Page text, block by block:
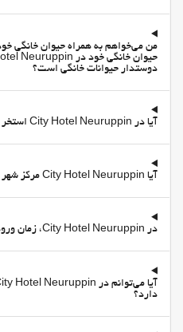
اتاق جلسه
اینترنت
وای-فای
وای‌فای در تمامی بخش‌ها در
وای‌فای رایگان
صندلیهای حمام آفتاب
من می‌خواهم به همراه حیوان خانگی
دوستدار حیوانات خانگی است؟
آیا در City Hotel Neuruppin استخر وجود دارد؟
آیا City Hotel Neuruppin مرکز شهر است؟
در City Hotel Neuruppin، زمان ورود و خروج چگونه است؟
دارد؟